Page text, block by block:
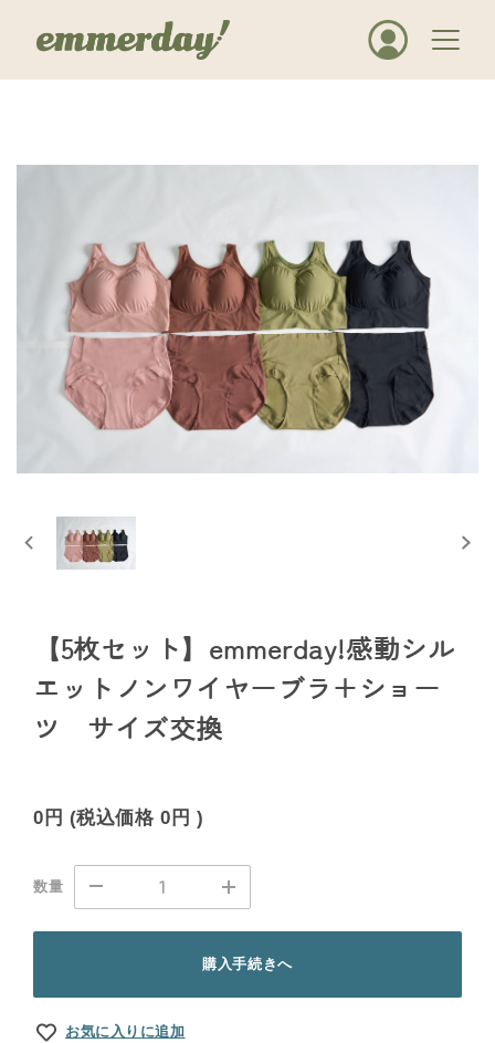
【5枚セット】emmerday!感動シル
エットノンワイヤーブラ＋ショー
ツ サイズ交換
0円 (税込価格0円 )
数量
購入手続きへ
お気に入りに追加